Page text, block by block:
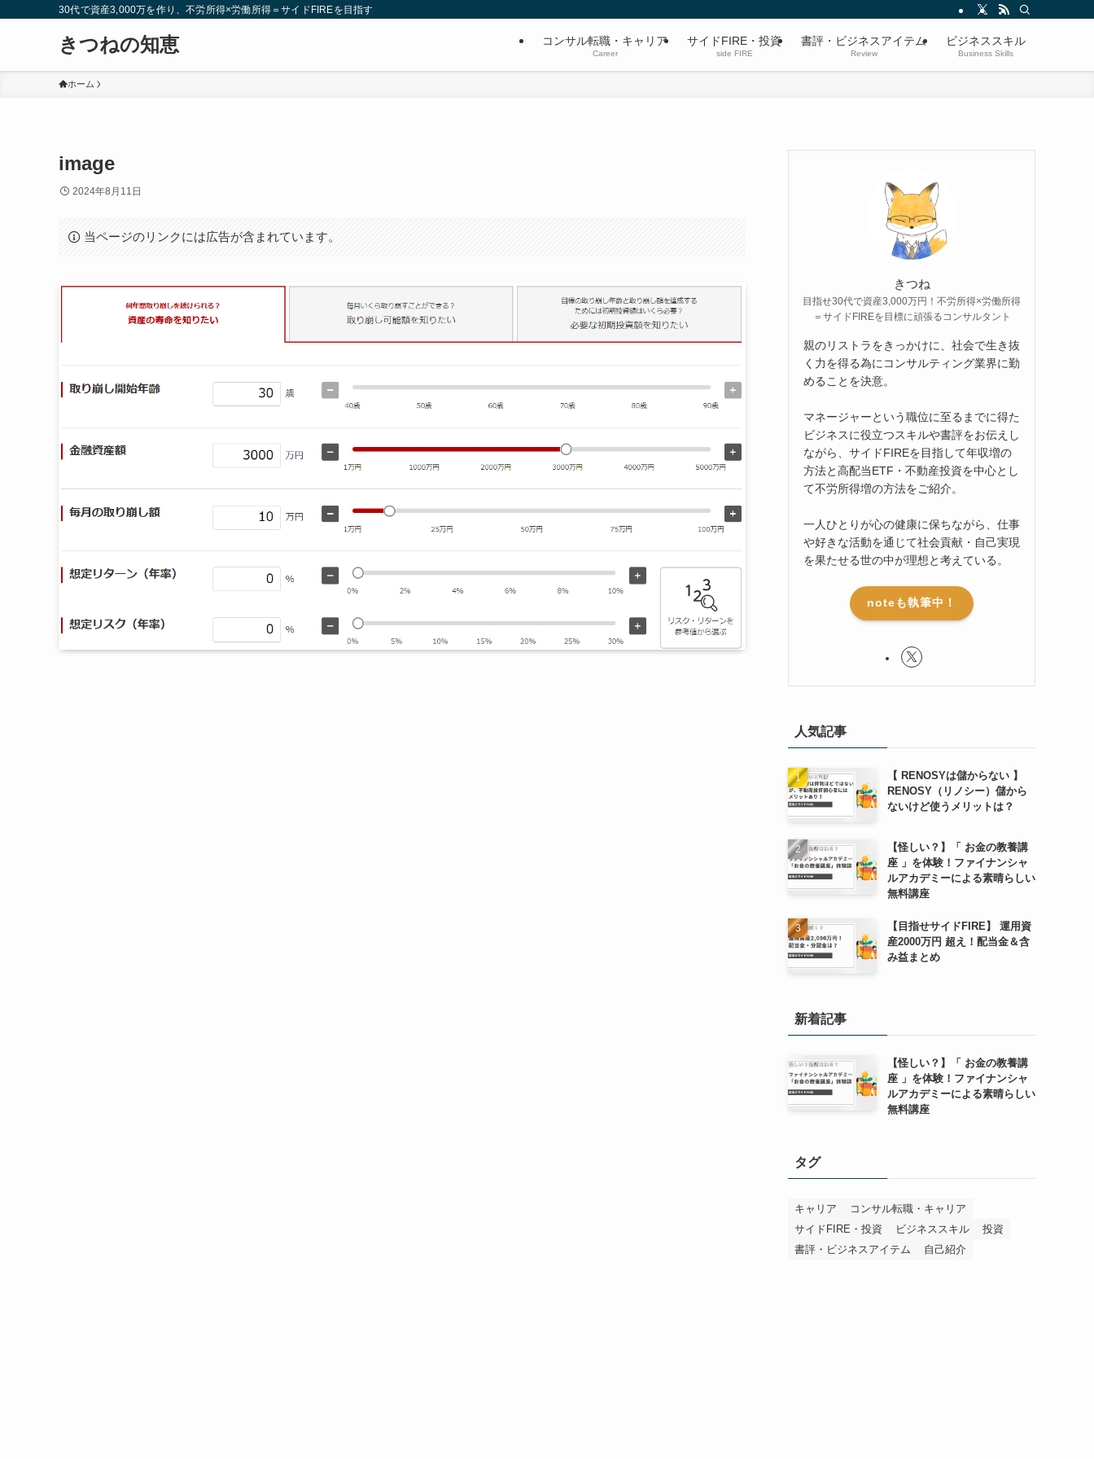
30代で資産3,000万を作り、不労所得×労働所得＝サイドFIREを目指す
きつねの知恵 コンサル転職・キャリア
Career
サイドFIRE・投資
side FIRE
書評・ビジネスアイテム
Review
ビジネススキル
Business Skills
ホーム
image
2024年8月11日
当ページのリンクには広告が含まれています。
きつね
目指せ30代で資産3,000万円！不労所得×労働所得
＝サイドFIREを目標に頑張るコンサルタント
親のリストラをきっかけに、社会で生き抜
く力を得る為にコンサルティング業界に勤
めることを決意。
マネージャーという職位に至るまでに得た
ビジネスに役立つスキルや書評をお伝えし
ながら、サイドFIREを目指して年収増の
方法と高配当ETF・不動産投資を中心とし
て不労所得増の方法をご紹介。
一人ひとりが心の健康に保ちながら、仕事
や好きな活動を通じて社会貢献・自己実現
を果たせる世の中が理想と考えている。
noteも執筆中！
人気記事
【 RENOSYは儲からない 】
RENOSY（リノシー）儲から
ないけど使うメリットは？
【怪しい？】「 お金の教養講
座 」を体験！ファイナンシャ
ルアカデミーによる素晴らしい
無料講座
【目指せサイドFIRE】 運用資
産2000万円 超え！配当金＆含
み益まとめ
新着記事
【怪しい？】「 お金の教養講
座 」を体験！ファイナンシャ
ルアカデミーによる素晴らしい
無料講座
タグ
キャリア
コンサル転職・キャリア
サイドFIRE・投資
ビジネススキル
投資
書評・ビジネスアイテム
自己紹介